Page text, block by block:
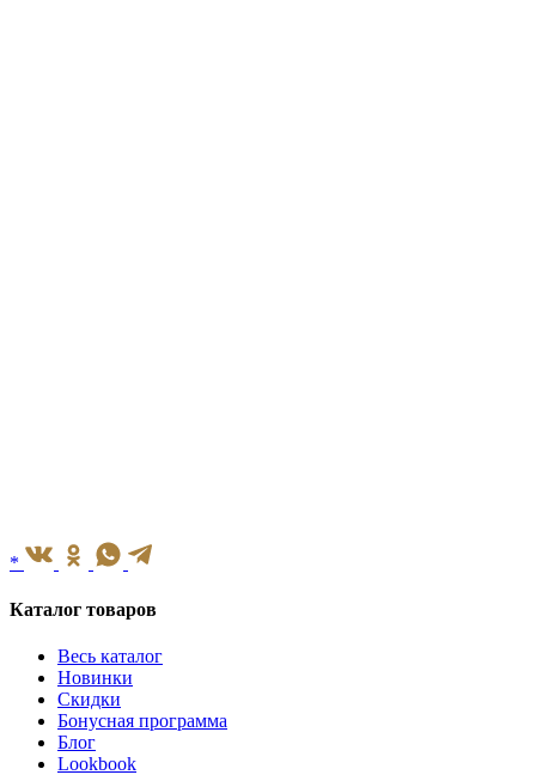
*
Каталог товаров
Весь каталог
Новинки
Скидки
Бонусная программа
Блог
Lookbook